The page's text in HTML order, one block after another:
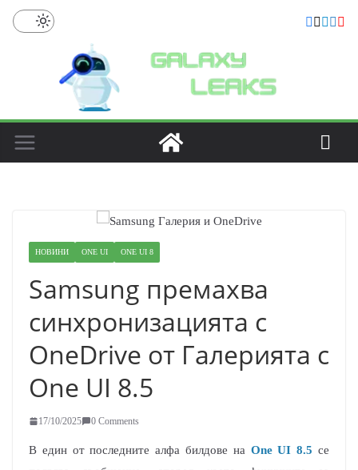
Skip
НОВИНИ ONE UI ONE UI 8
Samsung премахва
синхронизацията с
OneDrive от Галерията с
One UI 8.5
17/10/2025 0 Comments
В един от последните алфа билдове на One UI 8.5 се